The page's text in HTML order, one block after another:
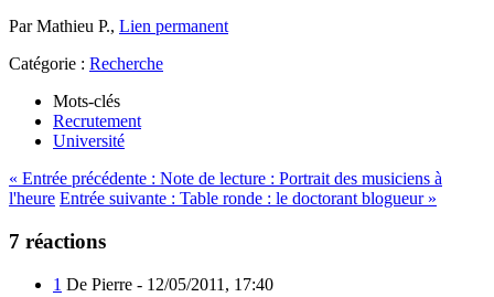
Par Mathieu P., Lien permanent
Catégorie : Recherche
Mots-clés
Recrutement
Université
« Entrée précédente : Note de lecture : Portrait des musiciens à
l'heure Entrée suivante : Table ronde : le doctorant blogueur»
7 réactions
1 De Pierre - 12/05/2011, 17:40